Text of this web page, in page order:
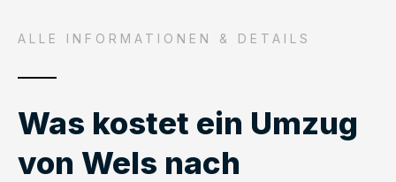
ALLE INFORMATIONEN & DETAILS
Was kostet ein Umzug
von Wels nach